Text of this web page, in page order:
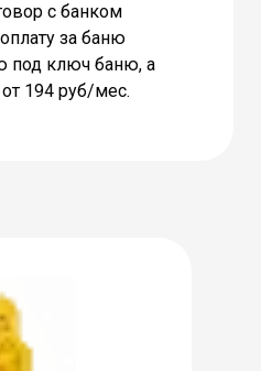
с банком
за баню
под ключ баню, а
194 руб/мес.